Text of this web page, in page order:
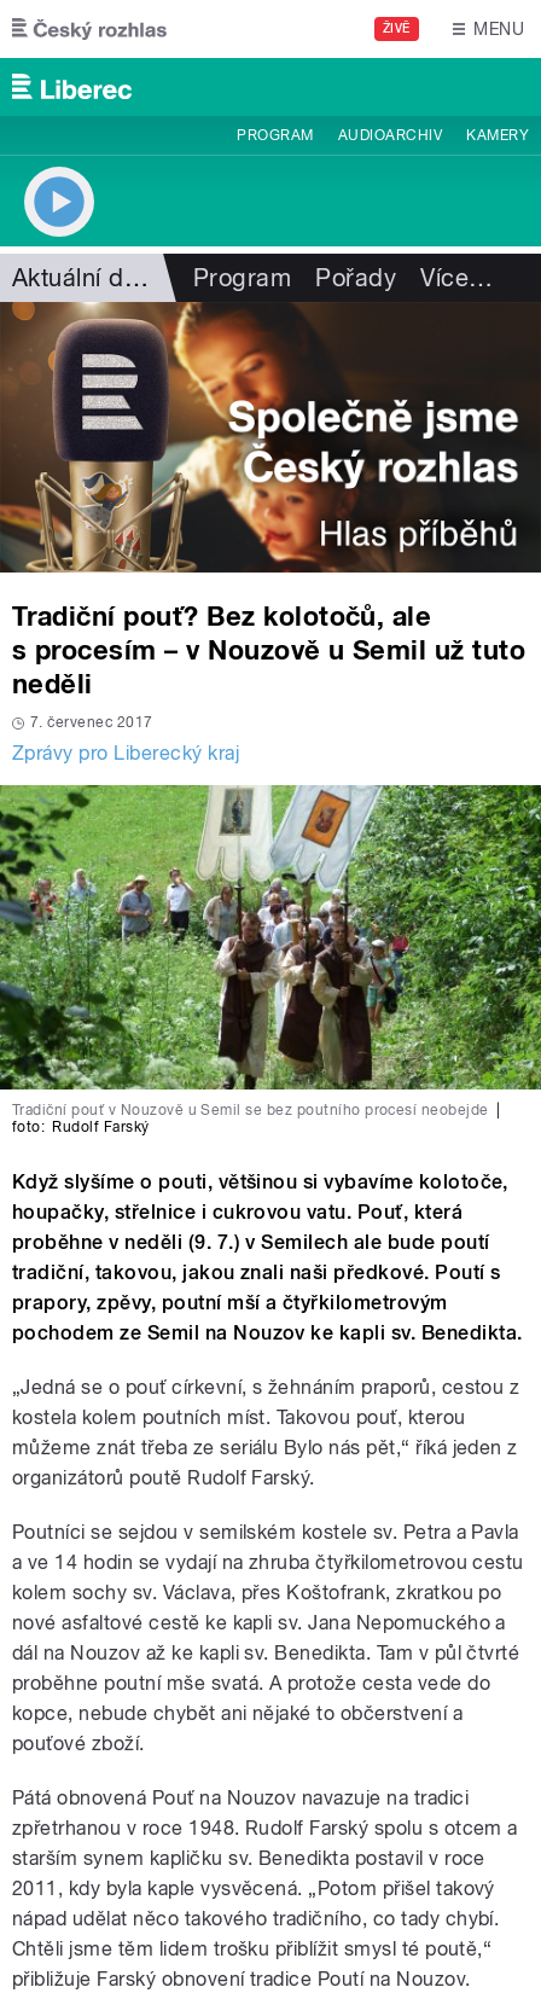
Přejít k hlavnímu obsahu
ŽIVĚ MENU
PROGRAM AUDIOARCHIV KAMERY
Aktuální dění Program Pořady Více…
Tradiční pouť? Bez kolotočů, ale
s procesím – v Nouzově u Semil už tuto
neděli
7. červenec 2017
Zprávy pro Liberecký kraj
Tradiční pouť v Nouzově u Semil se bez poutního procesí neobejde
foto: Rudolf Farský
Když slyšíme o pouti, většinou si vybavíme kolotoče,
houpačky, střelnice i cukrovou vatu. Pouť, která
proběhne v neděli (9. 7.) v Semilech ale bude poutí
tradiční, takovou, jakou znali naši předkové. Poutí s
prapory, zpěvy, poutní mší a čtyřkilometrovým
pochodem ze Semil na Nouzov ke kapli sv. Benedikta.
„Jedná se o pouť církevní, s žehnáním praporů, cestou z
kostela kolem poutních míst. Takovou pouť, kterou
můžeme znát třeba ze seriálu Bylo nás pět,“ říká jeden z
organizátorů poutě Rudolf Farský.
Poutníci se sejdou v semilském kostele sv. Petra a Pavla
a ve 14 hodin se vydají na zhruba čtyřkilometrovou cestu
kolem sochy sv. Václava, přes Koštofrank, zkratkou po
nové asfaltové cestě ke kapli sv. Jana Nepomuckého a
dál na Nouzov až ke kapli sv. Benedikta. Tam v půl čtvrté
proběhne poutní mše svatá. A protože cesta vede do
kopce, nebude chybět ani nějaké to občerstvení a
pouťové zboží.
Pátá obnovená Pouť na Nouzov navazuje na tradici
zpřetrhanou v roce 1948. Rudolf Farský spolu s otcem a
starším synem kapličku sv. Benedikta postavil v roce
2011, kdy byla kaple vysvěcená. „Potom přišel takový
nápad udělat něco takového tradičního, co tady chybí.
Chtěli jsme těm lidem trošku přiblížit smysl té poutě,“
přibližuje Farský obnovení tradice Poutí na Nouzov.